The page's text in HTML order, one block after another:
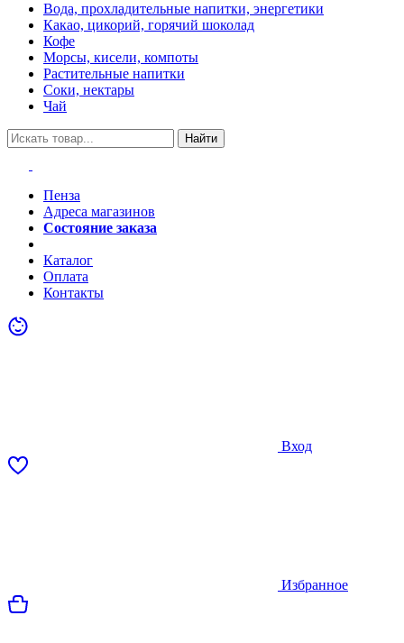
Вода, прохладительные напитки, энергетики
Какао, цикорий, горячий шоколад
Кофе
Морсы, кисели, компоты
Растительные напитки
Соки, нектары
Чай
Найти
Пенза
Адреса магазинов
Состояние заказа
Каталог
Оплата
Контакты
Вход
Избранное